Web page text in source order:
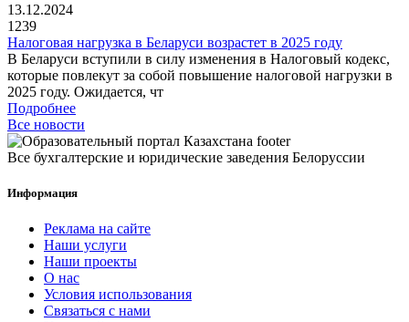
13.12.2024
1239
Налоговая нагрузка в Беларуси возрастет в 2025 году
В Беларуси вступили в силу изменения в Налоговый кодекс,
которые повлекут за собой повышение налоговой нагрузки в
2025 году. Ожидается, чт
Подробнее
Все новости
Все бухгалтерские и юридические заведения Белоруссии
Информация
Реклама на сайте
Наши услуги
Наши проекты
О нас
Условия использования
Связаться с нами